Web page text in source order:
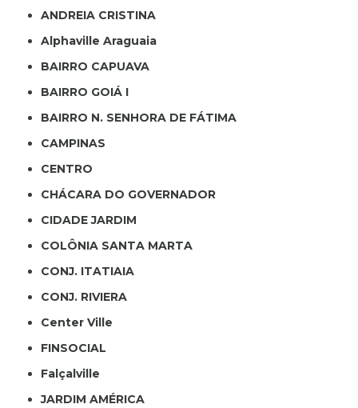
ANDREIA CRISTINA
Alphaville Araguaia
BAIRRO CAPUAVA
BAIRRO GOIÁ I
BAIRRO N. SENHORA DE FÁTIMA
CAMPINAS
CENTRO
CHÁCARA DO GOVERNADOR
CIDADE JARDIM
COLÔNIA SANTA MARTA
CONJ. ITATIAIA
CONJ. RIVIERA
Center Ville
FINSOCIAL
Falçalville
JARDIM AMÉRICA